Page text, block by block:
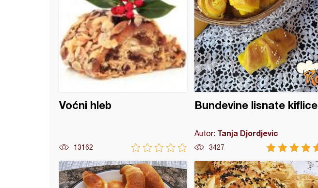
Voćni hleb
13162
Bundevine lisnate kiflice
Autor: Tanja Djordjevic
3427